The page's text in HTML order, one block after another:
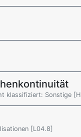
klassifiziert: Sonstige
[L04.8]